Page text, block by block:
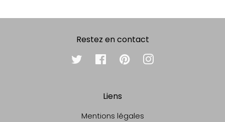
Restez en contact
Twitter FacebookPinterest
Liens
Mentions légales